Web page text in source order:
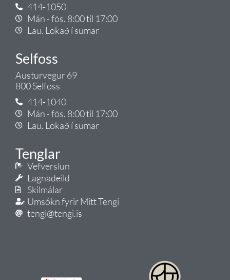
414-1050
Mán - fös. 8:00 til 17:00
Lau. Lokað í sumar
Selfoss
Austurvegur 69
800 Selfoss
414-1040
Mán - fös. 8:00 til 17:00
Lau. Lokað í sumar
Tenglar
Vefverslun
Lagnadeild
Skilmálar
Umsókn fyrir Mitt Tengi
tengi@tengi.is